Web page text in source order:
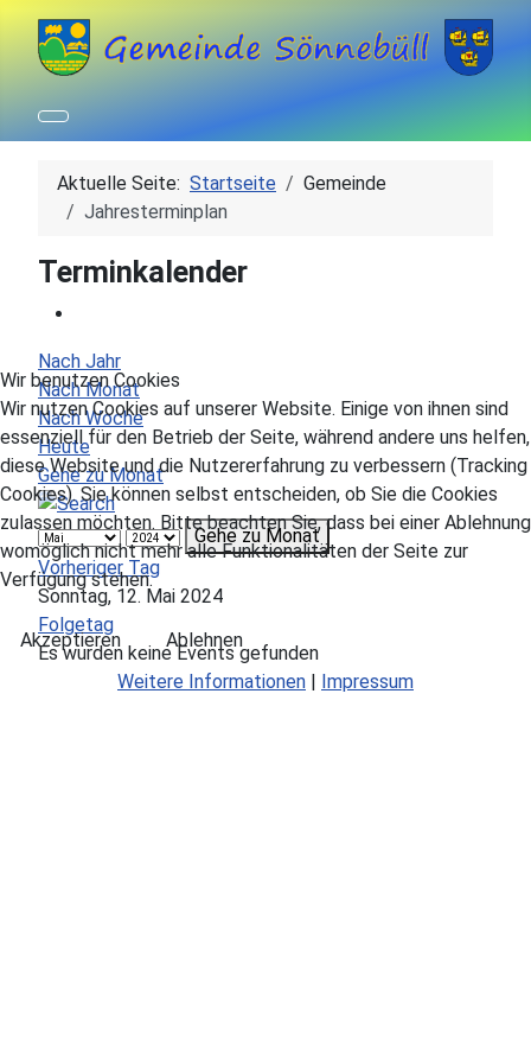
Aktuelle Seite: Startseite
Gemeinde
Jahresterminplan
Terminkalender
Nach Jahr
Nach Monat
Nach Woche
Heute
Gehe zu Monat
Gehe zu Monat
Vorheriger Tag
Sonntag, 12. Mai 2024
Folgetag
Es wurden keine Events gefunden
Wir benutzen Cookies
Wir nutzen Cookies auf unserer Website. Einige von ihnen sind
essenziell für den Betrieb der Seite, während andere uns helfen,
diese Website und die Nutzererfahrung zu verbessern (Tracking
Cookies). Sie können selbst entscheiden, ob Sie die Cookies
zulassen möchten. Bitte beachten Sie, dass bei einer Ablehnung
womöglich nicht mehr alle Funktionalitäten der Seite zur
Verfügung stehen.
Akzeptieren
Ablehnen
Weitere Informationen | Impressum